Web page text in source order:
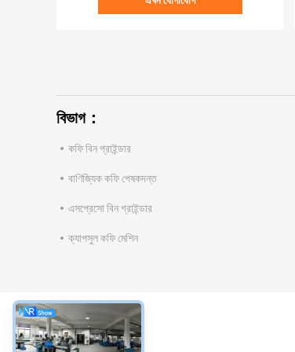
বিভাগ：
কফি বিন গ্রাইন্ডার
বাণিজ্যিক কফি পেষকদন্ত
এসপ্রেসো বিন গ্রাইন্ডার
ক্যাপসুল কফি মেশিন